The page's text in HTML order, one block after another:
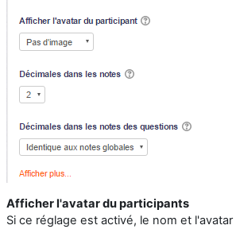
Afficher l'avatar du participants
Si ce réglage est activé, le nom et